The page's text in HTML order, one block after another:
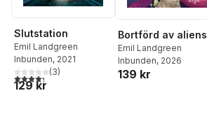
Slutstation
Emil Landgreen
Inbunden, 2021
4,3utav 5 stjärnor. Totalt antal röster:
(3)
129 kr
Bortförd av aliens
Emil Landgreen
Inbunden, 2026
139 kr